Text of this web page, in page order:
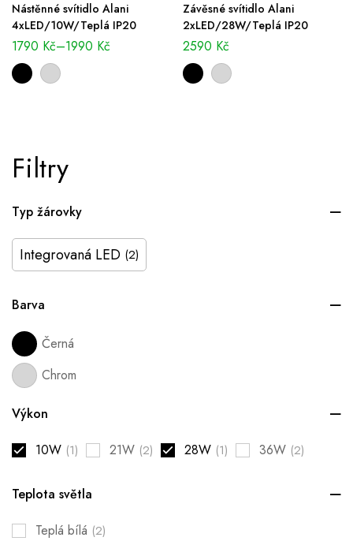
Filtry
Typ žárovky
Integrovaná LED (2)
Barva
Černá
Chrom
Výkon
10W (1) 21W (2) 28W (1) 36W (2)
Teplota světla
Teplá bílá (2)
Nástěnné svítidlo Alani
4xLED/10W/Teplá IP20
1790 Kč–1990 Kč
Závěsné svítidlo Alani
2xLED/28W/Teplá IP20
2590 Kč